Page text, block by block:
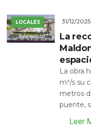
LOCALES 31/12/2025
La
La obra
m³/s su
metros
puente,
Leer